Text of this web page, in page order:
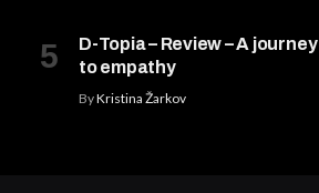
D-Topia – Review – A
to empathy
ByKristina Žarkov